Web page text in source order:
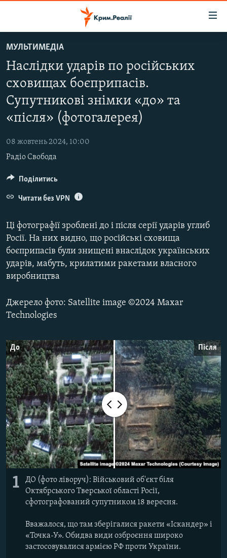
до
основного
матеріалу
до
основної
Перейти
до
ВОДА.КРИМ
ВІДЕО ТА ФОТО
ПОЛІТИКА
ПОГЛЯД
ІНТЕРВ'Ю
ВСЕ ЗА ДЕНЬ
СПЕЦПРОЕКТИ
ВІДЕОУРОКИ «ELIFBE»
СВІДЧЕННЯ ОКУПАЦІЇ
УКРАЇНСЬКА ПРОБЛЕМА КРИМУ
ЯК ОБІЙТИ БЛОКУВАННЯ
Русский
Qırımtatar
Усі сайти RFE/RL
МУЛЬТИМЕДІА
Наслідки ударів по російських
сховищах боєприпасів.
Супутникові знімки «до» та
«після» (фотогалерея)
08 жовтень 2024, 10:00
Радіо Свобода
Ці фотографії зроблені до і після серії ударів углиб
Росії. На них видно, що російські сховища
боєприпасів були знищені внаслідок українських
ударів, мабуть, крилатими ракетами власного
виробництва
Джерело фото: Satellite image ©2024 Maxar
Technologies
До Після
1
ДО (фото ліворуч): Військовий об'єкт біля
Октябрського Тверської області Росії,
сфотографований супутником 18 вересня.
Вважалося, що там зберігалися ракети «Іскандер» і
«Точка-У». Обидва види озброєння широко
застосовувалися армією РФ проти України.
Поділитись
Читати без VPN